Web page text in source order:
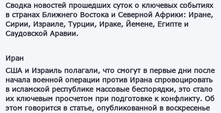
Сводка новостей прошедших суток о ключевых событиях
в странах Ближнего Востока и Северной Африки: Иране,
Сирии, Израиле, Турции, Ираке, Йемене, Египте и
Саудовской Аравии.
Иран
США и Израиль полагали, что смогут в первые дни после
начала военной операции против Ирана спровоцировать
в исламской республике массовые беспорядки, это стало
их ключевым просчетом при подготовке к конфликту. Об
этом говорится в статье, опубликованной в воскресенье